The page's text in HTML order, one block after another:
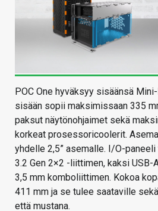
POC One hyväksyy sisäänsä
sisään sopii maksimissaan 335
paksut näytönohjaimet sekä
korkeat prosessoricoolerit.
yhdelle 2,5” asemalle. I/O-paneeli
3.2 Gen 2×2 -liittimen, kaksi USB-
3,5 mm komboliittimen. Kokoa
411 mm ja se tulee saataville
että mustana.